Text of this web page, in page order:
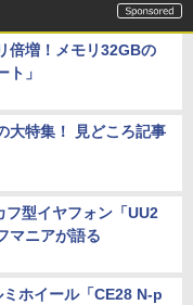
倍増！メモリ32GBの
ト」
大特集！ 見どころ記事
フ型イヤフォン「UU2
マニアが語る
ホイール「CE28 N-p